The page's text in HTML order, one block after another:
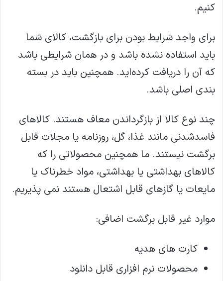
کنیم.
برای واجد شرایط بودن برای بازگشت، کالای شما
باید استفاده نشده باشد و در همان شرایطی باشد
که آن را دریافت کرده‌اید. همچنین باید در بسته
بندی اصلی باشد.
چند نوع کالا از بازگرداندن معاف هستند. کالاهای
فاسدشدنی مانند غذا، گل، روزنامه یا مجلات قابل
برگشت نیستند. ما همچنین محصولاتی را که
کالاهای بهداشتی یا بهداشتی، مواد خطرناک یا
مایعات یا گازهای قابل اشتعال هستند نمی پذیریم.
موارد غیر قابل برگشت اضافی:
کارت های هدیه
محصولات نرم افزاری قابل دانلود